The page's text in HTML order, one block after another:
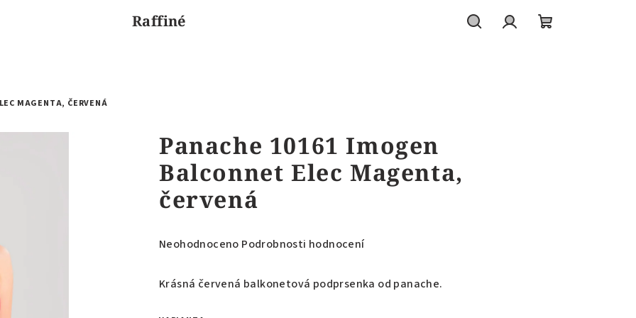
Raffiné
MAGENTA, ČERVENÁ
Panache 10161 Imogen
Balconnet Elec Magenta,
červená
Průměrné
produktu
Neohodnoceno Podrobnosti hodnocení
Krásná červená balkonetová podprsenka od panache.